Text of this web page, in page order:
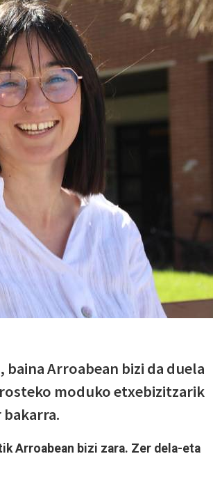
baina Arroabean bizi da duela
moduko etxebizitzarik
bakarra.
Arroabean bizi zara. Zer dela-eta